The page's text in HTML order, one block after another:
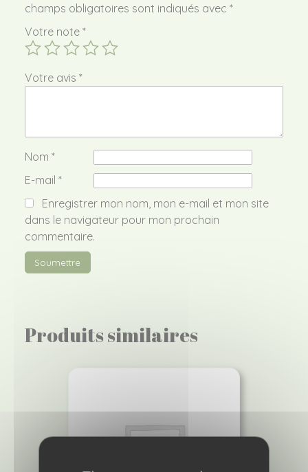
champs obligatoires sont indiqués avec *
Votre note *
Votre avis *
Nom *
E-mail *
Enregistrer mon nom, mon e-mail et mon site
dans le navigateur pour mon prochain
commentaire.
Produits similaires